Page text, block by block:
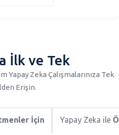
İlk ve Tek
Yapay Zeka Çalışmalarınıza Tek
Erişin.
İçin Yapay Zeka ile